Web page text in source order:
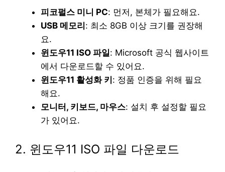
피코펄스 미니 PC: 먼저, 본체가 필요해요.
USB 메모리: 최소 8GB 이상 크기를 권장해
요.
윈도우11 ISO 파일: Microsoft 공식 웹사이트
에서 다운로드할 수 있어요.
윈도우11 활성화 키: 정품 인증을 위해 필요
해요.
모니터, 키보드, 마우스: 설치 후 설정할 필요
가 있어요.
2. 윈도우11 ISO 파일 다운로드